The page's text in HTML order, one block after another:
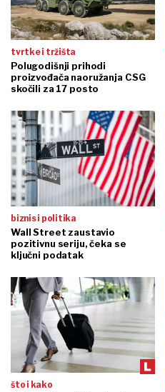
tvrtke i tržišta
Polugodišnji prihodi
proizvođača naoružanja CSG
skočili za 17 posto
biznis i politika
Wall Street zaustavio
pozitivnu seriju, čeka se
ključni podatak
što i kako